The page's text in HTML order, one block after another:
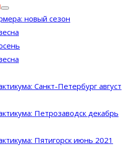
новый сезон
Санкт-Петербург август
Петрозаводск декабрь
Пятигорск июнь 2021